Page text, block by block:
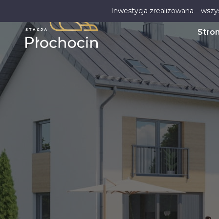
Inwestycja zrealizowana –